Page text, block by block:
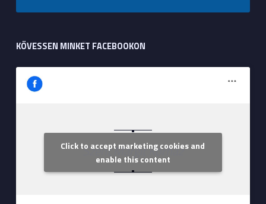
KÖVESSEN MINKET FACEBOOKON
Szent Margit Kórház
Click to accept marketing cookies and
enable this content